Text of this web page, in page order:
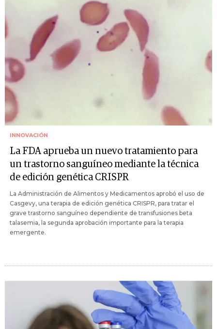
INNOVACIÓN
La FDA aprueba un nuevo tratamiento para
un trastorno sanguíneo mediante la técnica
de edición genética CRISPR
La Administración de Alimentos y Medicamentos aprobó el uso de
Casgevy, una terapia de edición genética CRISPR, para tratar el
grave trastorno sanguíneo dependiente de transfusiones beta
talasemia, la segunda aprobación importante para la terapia
emergente.